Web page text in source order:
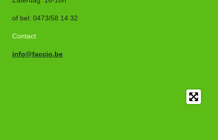
of bel: 0473/58 14 32
Contact
info@faccio.be